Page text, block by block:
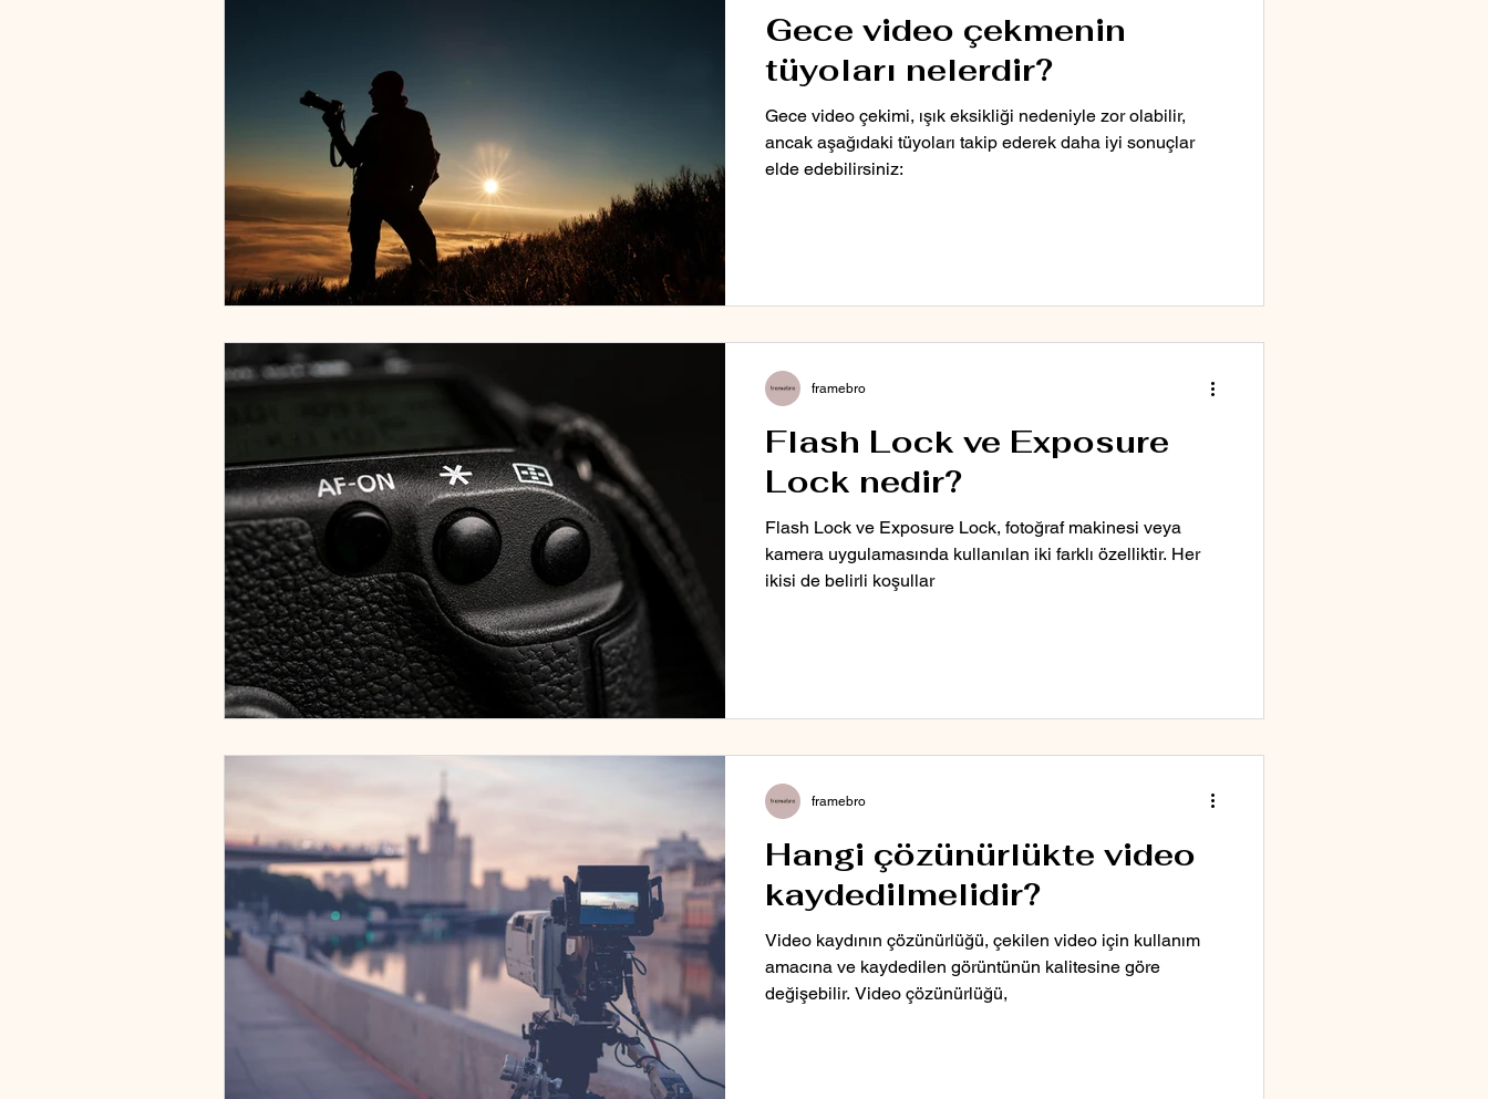
Gece video çekmenin
tüyoları nelerdir?
Gece video çekimi, ışık eksikliği nedeniyle zor olabilir,
ancak aşağıdaki tüyoları takip ederek daha iyi sonuçlar
elde edebilirsiniz:
Flash Lock ve Exposure
Lock nedir?
Flash Lock ve Exposure Lock, fotoğraf makinesi veya
kamera uygulamasında kullanılan iki farklı özelliktir. Her
ikisi de belirli koşullar
framebro
Hangi çözünürlükte video
kaydedilmelidir?
Video kaydının çözünürlüğü, çekilen video için kullanım
amacına ve kaydedilen görüntünün kalitesine göre
değişebilir. Video çözünürlüğü,
framebro